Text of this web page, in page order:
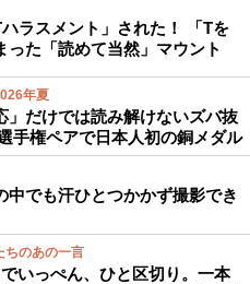
ラスメント」された！ 「Tを
った「読めて当然」マウント
年夏
だけでは読み解けないズバ抜
手権ペアで日本人初の銅メダル
中でも汗ひとつかかず撮影でき
ちのあの一言
いっぺん、ひと区切り。一本